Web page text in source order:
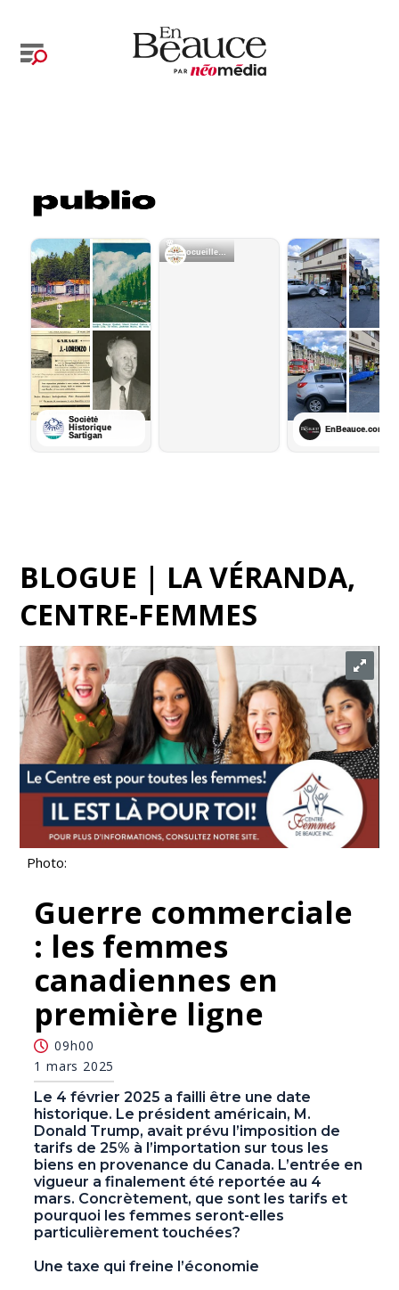
BLOGUE | LA VÉRANDA,
CENTRE-FEMMES
Photo:
Guerre commerciale
: les femmes
canadiennes en
première ligne
09h00
1 mars 2025
Le 4 février 2025 a failli être une date
historique. Le président américain, M.
Donald Trump, avait prévu l’imposition de
tarifs de 25% à l’importation sur tous les
biens en provenance du Canada. L’entrée en
vigueur a finalement été reportée au 4
mars. Concrètement, que sont les tarifs et
pourquoi les femmes seront-elles
particulièrement touchées?
Une taxe qui freine l’économie